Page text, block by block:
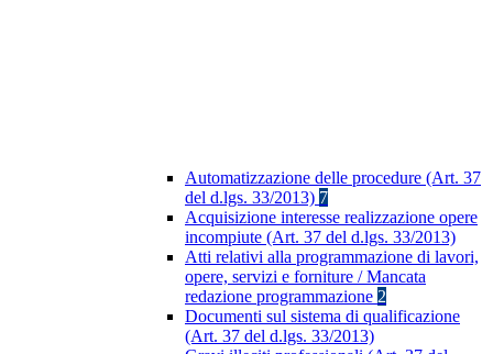
Automatizzazione delle procedure (Art. 37
del d.lgs. 33/2013) 7
Acquisizione interesse realizzazione opere
incompiute (Art. 37 del d.lgs. 33/2013)
Atti relativi alla programmazione di lavori,
opere, servizi e forniture / Mancata
redazione programmazione 2
Documenti sul sistema di qualificazione
(Art. 37 del d.lgs. 33/2013)